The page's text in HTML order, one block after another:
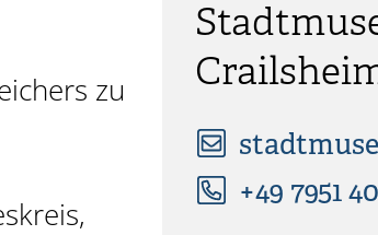
zu
+49 7951